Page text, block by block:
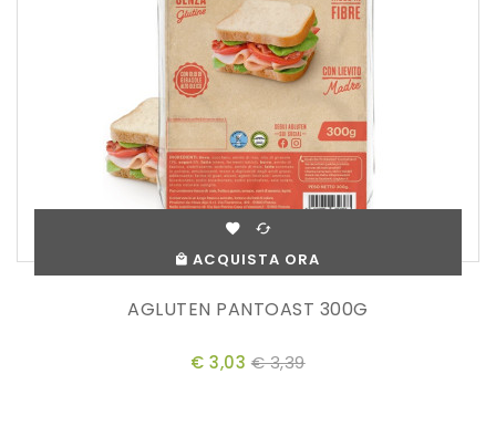
ACQUISTA ORA
AGLUTEN PANTOAST 300G
€ 3,03 € 3,39